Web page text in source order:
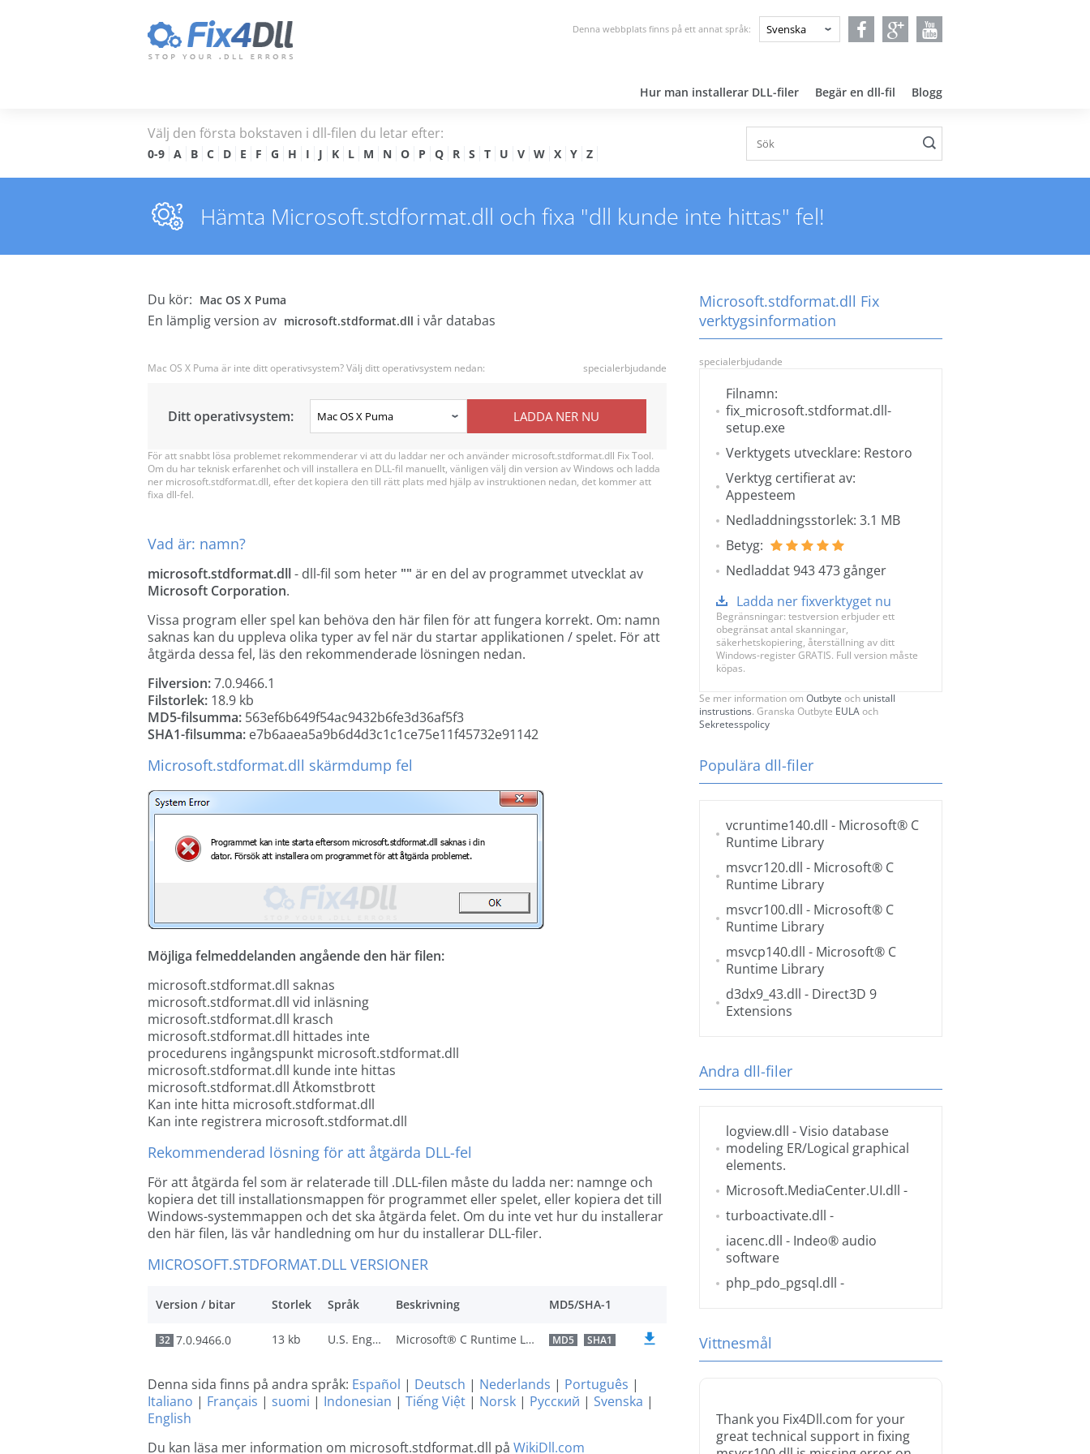
Denna webbplats finns på ett annat språk:
Hur man installerar DLL-filer Begär en dll-fil Blogg
Välj den första bokstaven i dll-filen du letar efter:
0-9 A B C D E F G H I J K L M N O P Q R S T U V W X Y Z
Hämta Microsoft.stdformat.dll och fixa "dll kunde inte hittas" fel!
Du kör: Mac OS X Puma
En lämplig version av microsoft.stdformat.dll i vår databas
Mac OS X Puma är inte ditt operativsystem? Välj ditt operativsystem nedan: specialerbjudande
Ditt operativsystem: LADDA NER NU
För att snabbt lösa problemet rekommenderar vi att du laddar ner och använder microsoft.stdformat.dll Fix Tool.
Om du har teknisk erfarenhet och vill installera en DLL-fil manuellt, vänligen välj din version av Windows och ladda
ner microsoft.stdformat.dll, efter det kopiera den till rätt plats med hjälp av instruktionen nedan, det kommer att
fixa dll-fel.
Vad är: namn?
microsoft.stdformat.dll- dll-fil som heter "" är en del av programmet utvecklat av
Microsoft Corporation.
Vissa program eller spel kan behöva den här filen för att fungera korrekt. Om: namn
saknas kan du uppleva olika typer av fel när du startar applikationen / spelet. För att
åtgärda dessa fel, läs den rekommenderade lösningen nedan.
Filversion:7.0.9466.1
Filstorlek: 18.9 kb
MD5-filsumma: 563ef6b649f54ac9432b6fe3d36af5f3
SHA1-filsumma: e7b6aaea5a9b6d4d3c1c1ce75e11f45732e91142
Microsoft.stdformat.dll skärmdump fel
Möjliga felmeddelanden angående den här filen:
microsoft.stdformat.dll saknas
microsoft.stdformat.dll vid inläsning
microsoft.stdformat.dll krasch
microsoft.stdformat.dll hittades inte
procedurens ingångspunkt microsoft.stdformat.dll
microsoft.stdformat.dll kunde inte hittas
microsoft.stdformat.dll Åtkomstbrott
Kan inte hitta microsoft.stdformat.dll
Kan inte registrera microsoft.stdformat.dll
Rekommenderad lösning för att åtgärda DLL-fel
För att åtgärda fel som är relaterade till .DLL-filen måste du ladda ner: namnge och
kopiera det till installationsmappen för programmet eller spelet, eller kopiera det till
Windows-systemmappen och det ska åtgärda felet. Om du inte vet hur du installerar
den här filen, läs vår handledning om hur du installerar DLL-filer.
MICROSOFT.STDFORMAT.DLL VERSIONER
Version / bitar Storlek Språk Beskrivning MD5/SHA-1
32 7.0.9466.0 13 kb U.S. English Microsoft® C Runtime Library MD5 SHA1
Denna sida finns på andra språk: Español | Deutsch | Nederlands | Português |
Italiano | Français | suomi | Indonesian | Tiếng Việt | Norsk | Русский | Svenska |
English
Du kan läsa mer information om microsoft.stdformat.dll på WikiDll.com
Microsoft.stdformat.dll Fix
verktygsinformation
specialerbjudande
Filnamn:
fix_microsoft.stdformat.dll-
setup.exe
Verktygets utvecklare: Restoro
Verktyg certifierat av:
Appesteem
Nedladdningsstorlek: 3.1 MB
Betyg:
Nedladdat 943 473 gånger
Ladda ner fixverktyget nu
Begränsningar: testversion erbjuder ett
obegränsat antal skanningar,
säkerhetskopiering, återställning av ditt
Windows-register GRATIS. Full version måste
köpas.
Se mer information om Outbyte och unistall
instrustions. Granska Outbyte EULAoch
Sekretesspolicy
Populära dll-filer
vcruntime140.dll - Microsoft® C
Runtime Library
msvcr120.dll - Microsoft® C
Runtime Library
msvcr100.dll - Microsoft® C
Runtime Library
msvcp140.dll - Microsoft® C
Runtime Library
d3dx9_43.dll - Direct3D 9
Extensions
Andra dll-filer
logview.dll - Visio database
modeling ER/Logical graphical
elements.
Microsoft.MediaCenter.UI.dll -
turboactivate.dll -
iacenc.dll - Indeo® audio
software
php_pdo_pgsql.dll -
Vittnesmål
Thank you Fix4Dll.com for your
great technical support in fixing